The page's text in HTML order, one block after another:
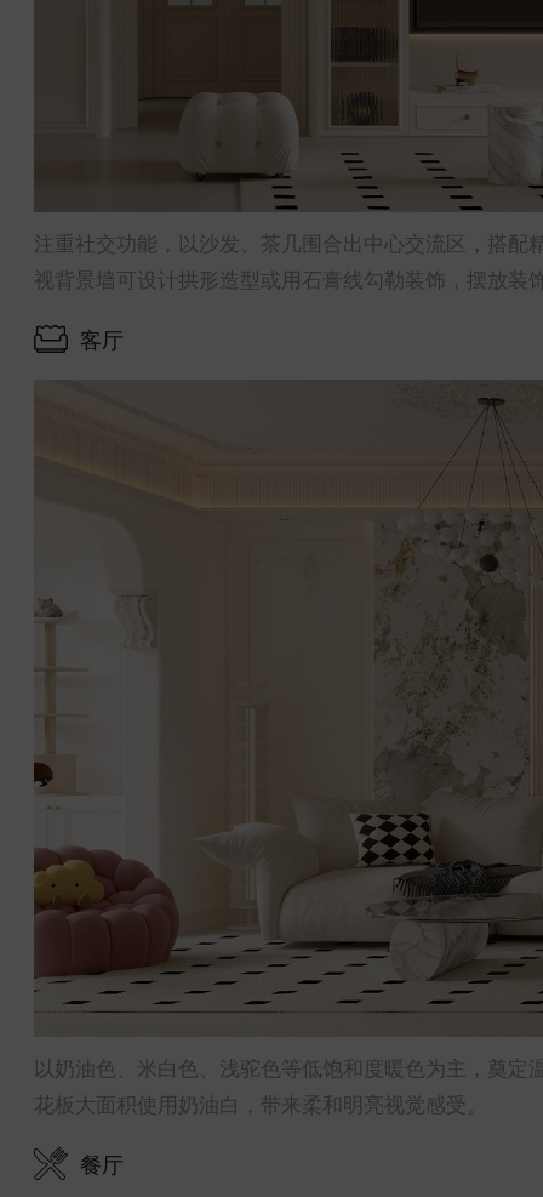
注重社交功能，以沙发、茶几围合出中心交流区，搭
视背景墙可设计拱形造型或用石膏线勾勒装饰，摆放装
客厅
以奶油色、米白色、浅驼色等低饱和度暖色为主，奠
花板大面积使用奶油白，带来柔和明亮视觉感受。
餐厅